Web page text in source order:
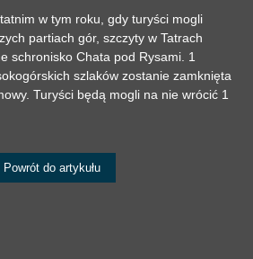
w tym roku, gdy turyści mogli
partiach gór, szczyty w Tatrach
schronisko Chata pod Rysami. 1
szlaków zostanie zamknięta
Turyści będą mogli na nie wrócić 1
Powrót do artykułu